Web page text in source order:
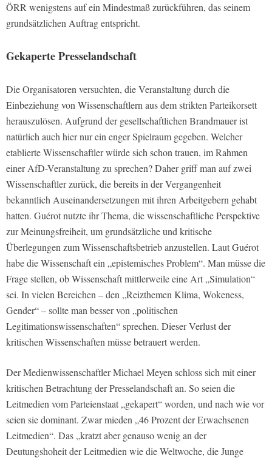
ÖRR wenigstens auf ein Mindestmaß zurückführen, das seinem
grundsätzlichen Auftrag entspricht.
Gekaperte Presselandschaft
Die Organisatoren versuchten, die Veranstaltung durch die
Einbeziehung von Wissenschaftlern aus dem strikten Parteikorsett
herauszulösen. Aufgrund der gesellschaftlichen Brandmauer ist
natürlich auch hier nur ein enger Spielraum gegeben. Welcher
etablierte Wissenschaftler würde sich schon trauen, im Rahmen
einer AfD-Veranstaltung zu sprechen? Daher griff man auf zwei
Wissenschaftler zurück, die bereits in der Vergangenheit
bekanntlich Auseinandersetzungen mit ihren Arbeitgebern gehabt
hatten. Guérot nutzte ihr Thema, die wissenschaftliche Perspektive
zur Meinungsfreiheit, um grundsätzliche und kritische
Überlegungen zum Wissenschaftsbetrieb anzustellen. Laut Guérot
habe die Wissenschaft ein „epistemisches Problem“. Man müsse die
Frage stellen, ob Wissenschaft mittlerweile eine Art „Simulation“
sei. In vielen Bereichen – den „Reizthemen Klima, Wokeness,
Gender“ – sollte man besser von „politischen
Legitimationswissenschaften“ sprechen. Dieser Verlust der
kritischen Wissenschaften müsse betrauert werden.
Der Medienwissenschaftler Michael Meyen schloss sich mit einer
kritischen Betrachtung der Presselandschaft an. So seien die
Leitmedien vom Parteienstaat „gekapert“ worden, und nach wie vor
seien sie dominant. Zwar mieden „46 Prozent der Erwachsenen
Leitmedien“. Das „kratzt aber genauso wenig an der
Deutungshoheit der Leitmedien wie die Weltwoche, die Junge